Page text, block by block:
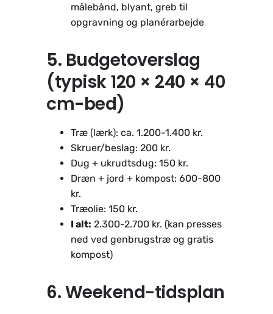
målebånd, blyant, greb til
opgravning og planérarbejde
5. Budgetoverslag
(typisk 120 × 240 × 40
cm-bed)
Træ (lærk): ca. 1.200-1.400 kr.
Skruer/beslag: 200 kr.
Dug + ukrudtsdug: 150 kr.
Dræn + jord + kompost: 600-800
kr.
Træolie: 150 kr.
I alt: 2.300-2.700 kr. (kan presses
ned ved genbrugstræ og gratis
kompost)
6. Weekend-tidsplan